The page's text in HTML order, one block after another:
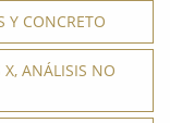
Y CONCRETO
X, ANÁLISIS NO